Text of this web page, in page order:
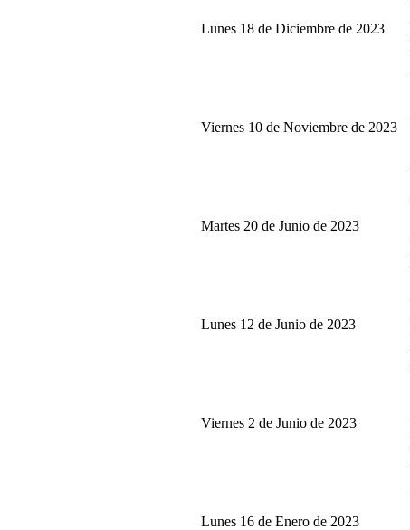
Lunes 18 de Diciembre de 2023
Viernes 10 de Noviembre de 2023
Martes 20 de Junio de 2023
Lunes 12 de Junio de 2023
Viernes 2 de Junio de 2023
Lunes 16 de Enero de 2023